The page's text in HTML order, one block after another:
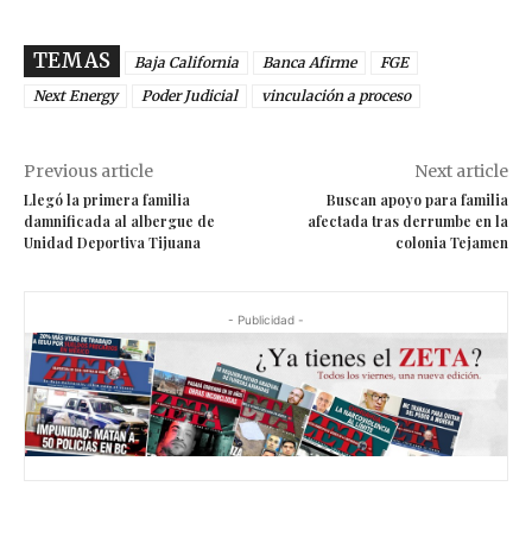
TEMAS Baja California Banca Afirme
FGE
Next Energy
Poder Judicial vinculación a proceso
Previous article
Llegó la primera familia
damnificada al albergue de
Unidad Deportiva Tijuana
Next article
Buscan apoyo para familia
afectada tras derrumbe en la
colonia Tejamen
- Publicidad -